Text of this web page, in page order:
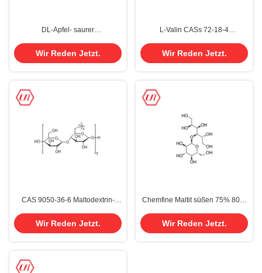
DL-Apfel- saurer
100,5% Nr Cas 617-48-1
Wir Reden Jetzt.
L-Valin CASs 72-18-4
Nahrungsmittelgrad-
Ernährungsergänzung
Wir Reden Jetzt.
CAS 9050-36-6 Maltodextrin-
Zusatz-Süßstoffe 99,1%
Wir Reden Jetzt.
Chemfine Maltit süßen 75% 80%
88-6 mit Sirup
Wir Reden Jetzt.